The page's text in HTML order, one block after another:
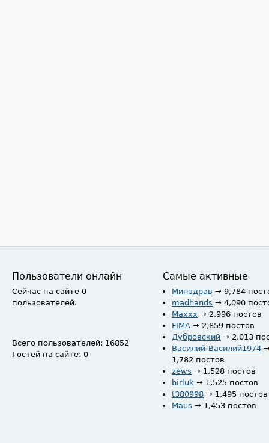
Пользователи онлайн
Сейчас на сайте 0
пользователей.
Всего пользователей: 16852
Гостей на сайте: 0
Самые активные
Минздрав → 9,784
madhands → 4,090
Maxxx → 2,996 постов
FIMA → 2,859 постов
Дубровский → 2,013
Василий-Василий1974
1,782 постов
zews → 1,528 постов
birluk → 1,525 постов
t380998 → 1,495 постов
Maus → 1,453 постов